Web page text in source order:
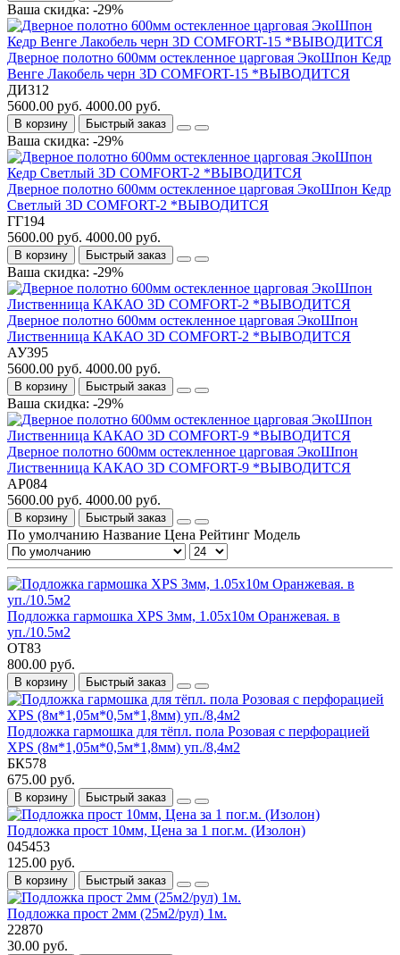
Ваша скидка: -29%
Дверное полотно 600мм остекленное царговая ЭкоШпон Кедр
Венге Лакобель черн 3D COMFORT-15 *ВЫВОДИТСЯ
ДИ312
5600.00 руб. 4000.00 руб.
В корзину Быстрый заказ
Ваша скидка: -29%
Дверное полотно 600мм остекленное царговая ЭкоШпон Кедр
Светлый 3D COMFORT-2 *ВЫВОДИТСЯ
ГГ194
5600.00 руб. 4000.00 руб.
В корзину Быстрый заказ
Ваша скидка: -29%
Дверное полотно 600мм остекленное царговая ЭкоШпон
Лиственница КАКАО 3D COMFORT-2 *ВЫВОДИТСЯ
АУ395
5600.00 руб. 4000.00 руб.
В корзину Быстрый заказ
Ваша скидка: -29%
Дверное полотно 600мм остекленное царговая ЭкоШпон
Лиственница КАКАО 3D COMFORT-9 *ВЫВОДИТСЯ
АР084
5600.00 руб. 4000.00 руб.
В корзину Быстрый заказ
По умолчанию Название Цена Рейтинг Модель
Подложка гармошка XPS 3мм, 1.05х10м Оранжевая. в
уп./10.5м2
ОТ83
800.00 руб.
В корзину Быстрый заказ
Подложка гармошка для тёпл. пола Розовая с перфорацией
XPS (8м*1,05м*0,5м*1,8мм) уп./8,4м2
БК578
675.00 руб.
В корзину Быстрый заказ
Подложка прост 10мм, Цена за 1 пог.м. (Изолон)
045453
125.00 руб.
В корзину Быстрый заказ
Подложка прост 2мм (25м2/рул) 1м.
22870
30.00 руб.